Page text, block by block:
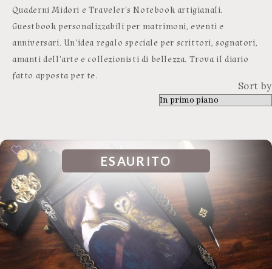
Quaderni Midori e Traveler's Notebook artigianali.
Guestbook personalizzabili per matrimoni, eventi e
anniversari. Un'idea regalo speciale per scrittori, sognatori,
amanti dell'arte e collezionisti di bellezza. Trova il diario
fatto apposta per te.
Sort by
ESAURITO